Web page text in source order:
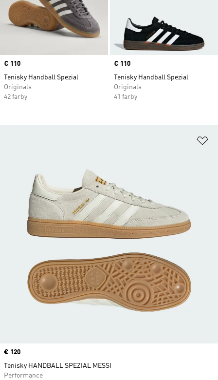
Price
€ 110
Tenisky Handball Spezial
Originals
42 farby
Price
€ 110
Tenisky Handball Spezial
Originals
41 farby
Price
€ 120
Tenisky HANDBALL SPEZIAL MESSI
Performance